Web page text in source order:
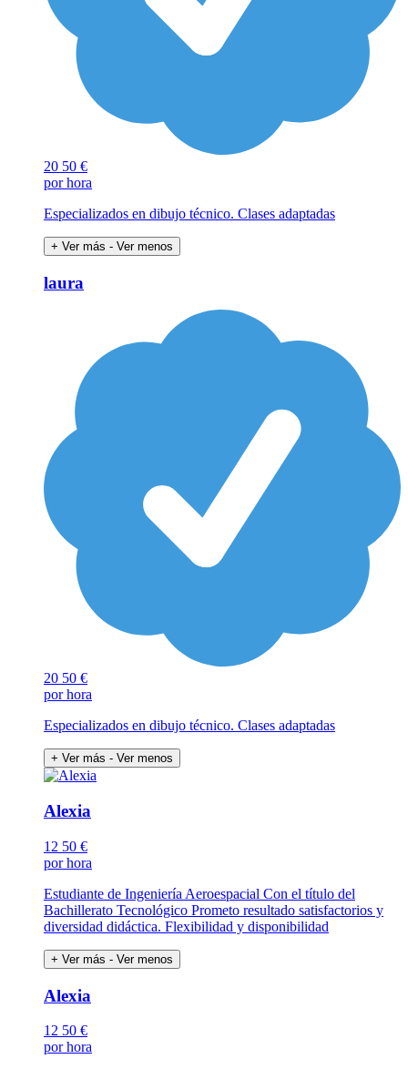
20 50 €
por hora
Especializados en dibujo técnico. Clases adaptadas
+ Ver más - Ver menos
laura
20 50 €
por hora
Especializados en dibujo técnico. Clases adaptadas
+ Ver más - Ver menos
Alexia
12 50 €
por hora
Estudiante de Ingeniería Aeroespacial Con el título del
Bachillerato Tecnológico Prometo resultado satisfactorios y
diversidad didáctica. Flexibilidad y disponibilidad
+ Ver más - Ver menos
Alexia
12 50 €
por hora